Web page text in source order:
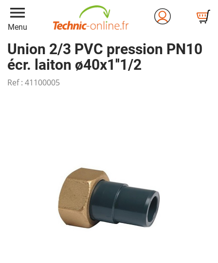
menu
Menu
Union 2/3 PVC pression PN10
écr. laiton ø40x1''1/2
Ref : 41100005